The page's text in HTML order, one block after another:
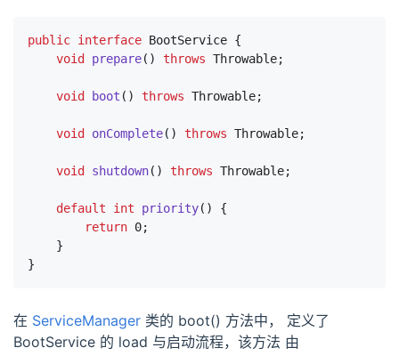
public interface BootService {
void
prepare() throws Throwable;
void boot () throws Throwable;
void onComplete() throws Throwable;
void shutdown() throws Throwable;
default int priority()
{
return 0;
}
}
在 ServiceManager 类的 boot() 方法中， 定义了
BootService 的 load 与启动流程，该方法 由